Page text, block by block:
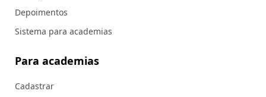
Depoimentos
Sistema para academias
Para academias
Cadastrar